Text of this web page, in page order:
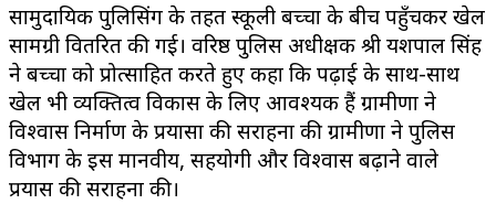
सामुदायिक पुलिसिंग के तहत स्कूली बच्चों के बीच पहुँचकर खेल
सामग्री वितरित की गई। वरिष्ठ पुलिस अधीक्षक श्री यशपाल सिंह
ने बच्चों को प्रोत्साहित करते हुए कहा कि पढ़ाई के साथ-साथ
खेल भी व्यक्तित्व विकास के लिए आवश्यक हैं ग्रामीणों ने
विश्वास निर्माण के प्रयासों की सराहना की ग्रामीणों ने पुलिस
विभाग के इस मानवीय, सहयोगी और विश्वास बढ़ाने वाले
प्रयास की सराहना की।